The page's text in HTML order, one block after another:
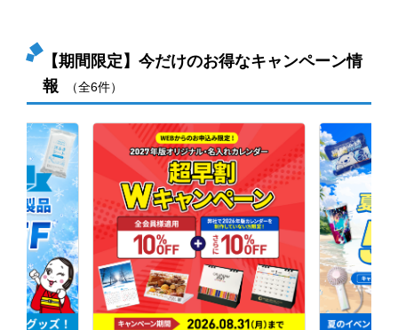
【期間限定】今だけのお得なキャンペーン情
報
（全6件）